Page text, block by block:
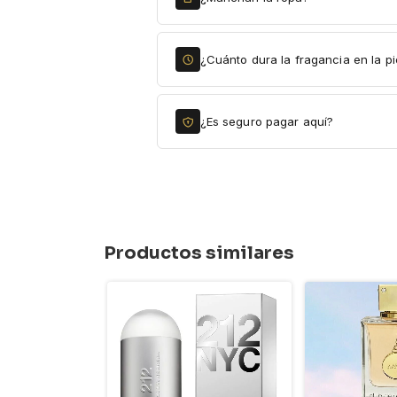
¿Cuánto dura la fragancia en la
¿Es seguro pagar aquí?
Productos similares